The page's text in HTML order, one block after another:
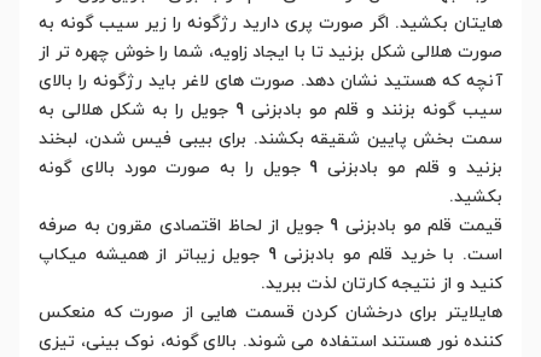
هایتان بکشید. اگر صورت پری دارید رژگونه را زیر سیب گونه به
صورت هلالی شکل بزنید تا با ایجاد زاویه، شما را خوش چهره تر از
آنچه که هستید نشان دهد. صورت های لاغر باید رژگونه را بالای
سیب گونه بزنند و قلم مو بادبزنی 9 جویل را به شکل هلالی به
سمت بخش پایین شقیقه بکشند. برای بیبی فیس شدن، لبخند
بزنید و قلم مو بادبزنی 9 جویل را به صورت مورد بالای گونه
بکشید.
قیمت قلم مو بادبزنی 9 جویل از لحاظ اقتصادی مقرون به صرفه
است. با خرید قلم مو بادبزنی 9 جویل زیباتر از همیشه میکاپ
کنید و از نتیجه کارتان لذت ببرید.
هایلایتر برای درخشان کردن قسمت هایی از صورت که منعکس
کننده نور هستند استفاده می شوند. بالای گونه، نوک بینی، تیزی